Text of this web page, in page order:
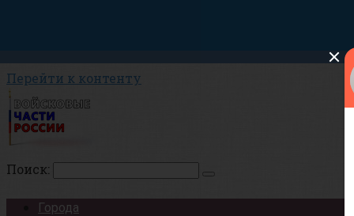
Перейти к контенту
Поиск:
Города